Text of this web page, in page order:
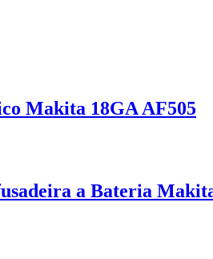
Makita 18GA AF505
a Bateria